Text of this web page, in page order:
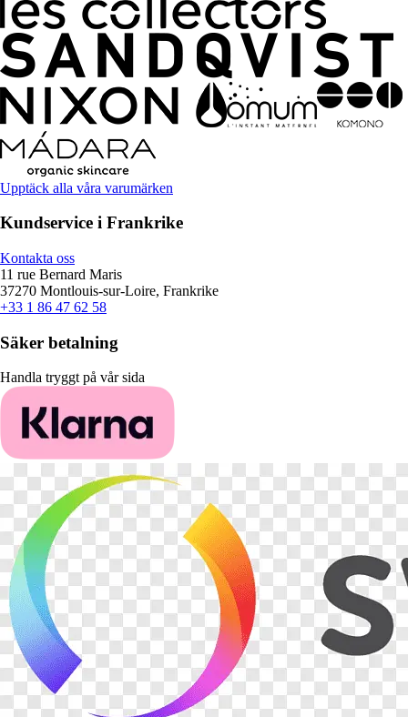
Upptäck alla våra varumärken
Kundservice i Frankrike
Kontakta oss
11 rue Bernard Maris
37270 Montlouis-sur-Loire, Frankrike
+33 1 86 47 62 58
Säker betalning
Handla tryggt på vår sida